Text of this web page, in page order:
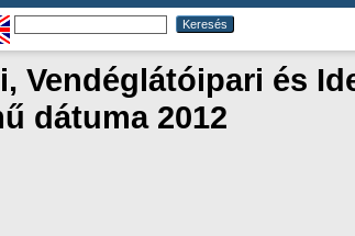
Vendéglátóipari és
dátuma 2012